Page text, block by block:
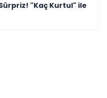
"Kaç Kurtul" ile